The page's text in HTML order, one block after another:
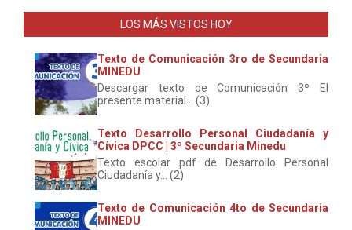
LOS MÁS VISTOS HOY
Texto de Comunicación 3ro de Secundaria
MINEDU
Descargar texto de Comunicación 3º El
presente material... (3)
Texto Desarrollo Personal Ciudadanía y
Cívica DPCC | 3º Secundaria Minedu
Texto escolar pdf de Desarrollo Personal
Ciudadanía y... (2)
Texto de Comunicación 4to de Secundaria
MINEDU